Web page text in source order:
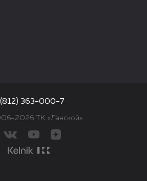
ТК «Ланской»
(812) 363-000-7